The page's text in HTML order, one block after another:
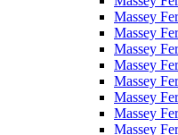
Massey
Massey
Massey
Massey
Massey
Massey
Massey
Massey